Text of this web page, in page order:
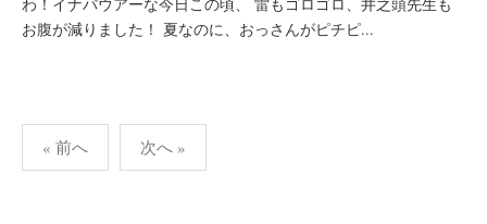
お腹が減りました！ 夏なのに、おっさんがピチピ...
稿
« 前へ 次へ »